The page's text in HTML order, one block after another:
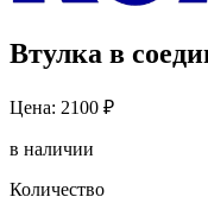
Втулка в
Цена: 2100 ₽
в наличии
Количество